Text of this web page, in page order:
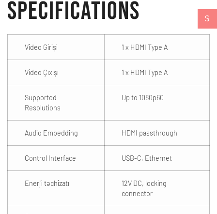
Specifications
Video Girişi 1 x HDMI Type A
Video Çıxışı 1 x HDMI Type A
Supported
Resolutions
Up to 1080p60
Audio Embedding HDMI passthrough
Control Interface USB-C, Ethernet
Enerji təchizatı
12V DC, locking
connector
$